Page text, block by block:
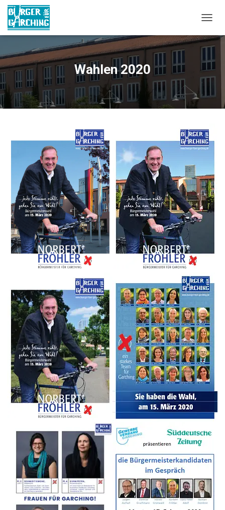
Wahlen 2020